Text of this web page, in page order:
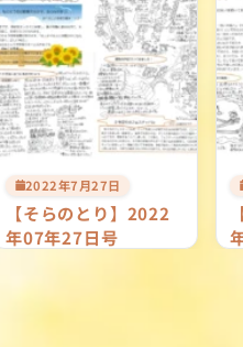
2022年7月27日
【そらのとり】2022
年07年27日号